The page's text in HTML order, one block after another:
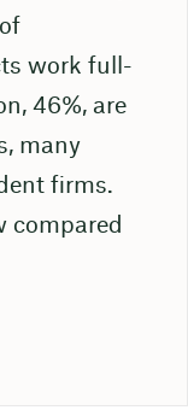
work full-
46%, are
many
firms.
compared